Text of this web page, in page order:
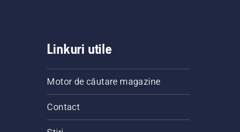
Linkuri utile
Motor de căutare magazine
Contact